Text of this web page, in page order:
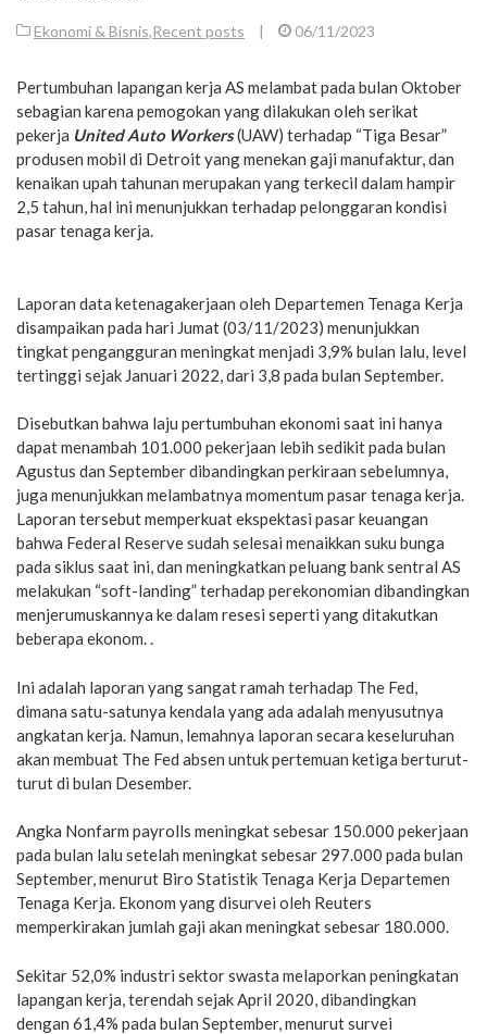
Ekonomi & Bisnis,Recent posts | 06/11/2023
Pertumbuhan lapangan kerja AS melambat pada bulan Oktober
sebagian karena pemogokan yang dilakukan oleh serikat
pekerja United Auto Workers(UAW) terhadap “Tiga Besar”
produsen mobil di Detroit yang menekan gaji manufaktur, dan
kenaikan upah tahunan merupakan yang terkecil dalam hampir
2,5 tahun, hal ini menunjukkan terhadap pelonggaran kondisi
pasar tenaga kerja.
Laporan data ketenagakerjaan oleh Departemen Tenaga Kerja
disampaikan pada hari Jumat (03/11/2023) menunjukkan
tingkat pengangguran meningkat menjadi 3,9% bulan lalu, level
tertinggi sejak Januari 2022, dari 3,8 pada bulan September.
Disebutkan bahwa laju pertumbuhan ekonomi saat ini hanya
dapat menambah 101.000 pekerjaan lebih sedikit pada bulan
Agustus dan September dibandingkan perkiraan sebelumnya,
juga menunjukkan melambatnya momentum pasar tenaga kerja.
Laporan tersebut memperkuat ekspektasi pasar keuangan
bahwa Federal Reserve sudah selesai menaikkan suku bunga
pada siklus saat ini, dan meningkatkan peluang bank sentral AS
melakukan “soft-landing” terhadap perekonomian dibandingkan
menjerumuskannya ke dalam resesi seperti yang ditakutkan
beberapa ekonom. .
Ini adalah laporan yang sangat ramah terhadap The Fed,
dimana satu-satunya kendala yang ada adalah menyusutnya
angkatan kerja. Namun, lemahnya laporan secara keseluruhan
akan membuat The Fed absen untuk pertemuan ketiga berturut-
turut di bulan Desember.
Angka Nonfarm payrolls meningkat sebesar 150.000 pekerjaan
pada bulan lalu setelah meningkat sebesar 297.000 pada bulan
September, menurut Biro Statistik Tenaga Kerja Departemen
Tenaga Kerja. Ekonom yang disurvei oleh Reuters
memperkirakan jumlah gaji akan meningkat sebesar 180.000.
Sekitar 52,0% industri sektor swasta melaporkan peningkatan
lapangan kerja, terendah sejak April 2020, dibandingkan
dengan 61,4% pada bulan September, menurut survei